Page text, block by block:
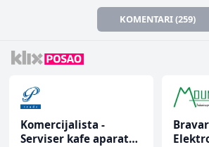
KOMENTARI (259)
Komercijalista -
Serviser kafe aparata